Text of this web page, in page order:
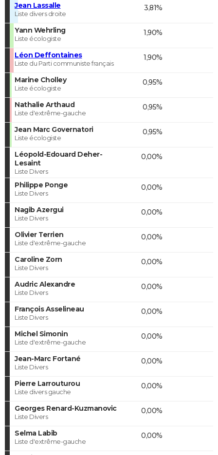
Jean Lassalle
Liste divers droite
3,81%
Yann Wehrling
Liste écologiste
1,90%
Léon Deffontaines
Liste du Parti communiste français
1,90%
Marine Cholley
Liste écologiste
0,95%
Nathalie Arthaud
Liste d'extrême-gauche
0,95%
Jean Marc Governatori
Liste écologiste
0,95%
Léopold-Edouard Deher-
Lesaint
Liste Divers
0,00%
Philippe Ponge
Liste Divers
0,00%
Nagib Azergui
Liste Divers
0,00%
Olivier Terrien
Liste d'extrême-gauche
0,00%
Caroline Zorn
Liste Divers
0,00%
Audric Alexandre
Liste Divers
0,00%
François Asselineau
Liste Divers
0,00%
Michel Simonin
Liste d'extrême-gauche
0,00%
Jean-Marc Fortané
Liste Divers
0,00%
Pierre Larrouturou
Liste divers gauche
0,00%
Georges Renard-Kuzmanovic
Liste Divers
0,00%
Selma Labib
Liste d'extrême-gauche
0,00%